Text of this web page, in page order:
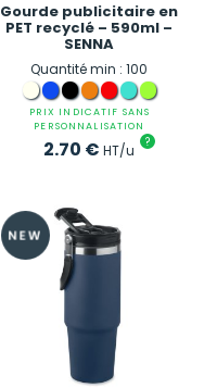
Gourde publicitaire en
PET recyclé – 590ml –
SENNA
Quantité min : 100
PRIX INDICATIF SANS
PERSONNALISATION
2.70 € HT/u ?